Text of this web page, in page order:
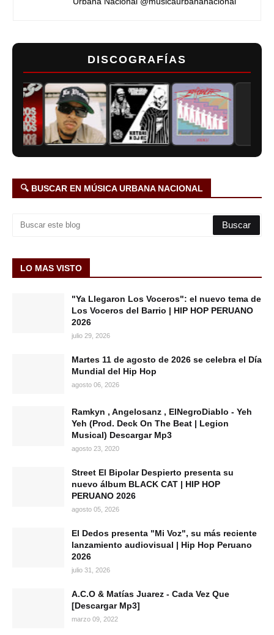
DISCOGRAFÍAS
🔍 BUSCAR EN MÚSICA URBANA NACIONAL
LO MAS VISTO
"Ya Llegaron Los Voceros": el nuevo tema de
Los Voceros del Barrio | HIP HOP PERUANO
2026
julio 29, 2026
Martes 11 de agosto de 2026 se celebra el Día
Mundial del Hip Hop
agosto 06, 2026
Ramkyn , Angelosanz , ElNegroDiablo - Yeh
Yeh (Prod. Deck On The Beat | Legion
Musical) Descargar Mp3
agosto 23, 2020
Street El Bipolar Despierto presenta su
nuevo álbum BLACK CAT | HIP HOP
PERUANO 2026
agosto 05, 2026
El Dedos presenta "Mi Voz", su más reciente
lanzamiento audiovisual | Hip Hop Peruano
2026
julio 31, 2026
A.C.O & Matías Juarez - Cada Vez Que
[Descargar Mp3]
marzo 09, 2022